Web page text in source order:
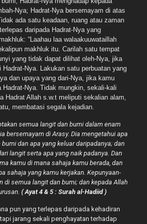
Nya; Hadrat-Nya bersemayam di atas
ada satu keadaan, ruang atau zaman
daripada Hadrat-Nya yang
“Laahau laa walaakuuwataillah
makhluk itu. Carilah satu tempat
yang tidak dapat dilihat oleh-Nya, jika
Hadrat-Nya. Lakukan satu perbuatan yang
dan upaya yang dari-Nya, jika kamu
Hadrat-Nya. Tidak mungkin, sekali-kali
Hadrat Allah s.w.t meliputi sekalian alam,
membatasi segala kejadian.
semua langit dan bumi dalam enam
bersemayam di Arasy. Dia mengetahui apa
dan apa yang keluar daripadanya; dan
langit serta apa yang naik padanya. Dan
kamu di mana sahaja kamu berada, dan
sahaja yang kamu kerjakan. Kepunyaan-
di semua langit dan bumi; dan kepada Allah
( Ayat 4 & 5 : Surah al-Hadiid )
pun yang terlepas daripada kehadiran
jarang sekali penghayatan terhadap